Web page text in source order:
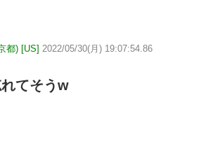
都) [US] 2022/05/30(月) 19:07:54.86
てそうw